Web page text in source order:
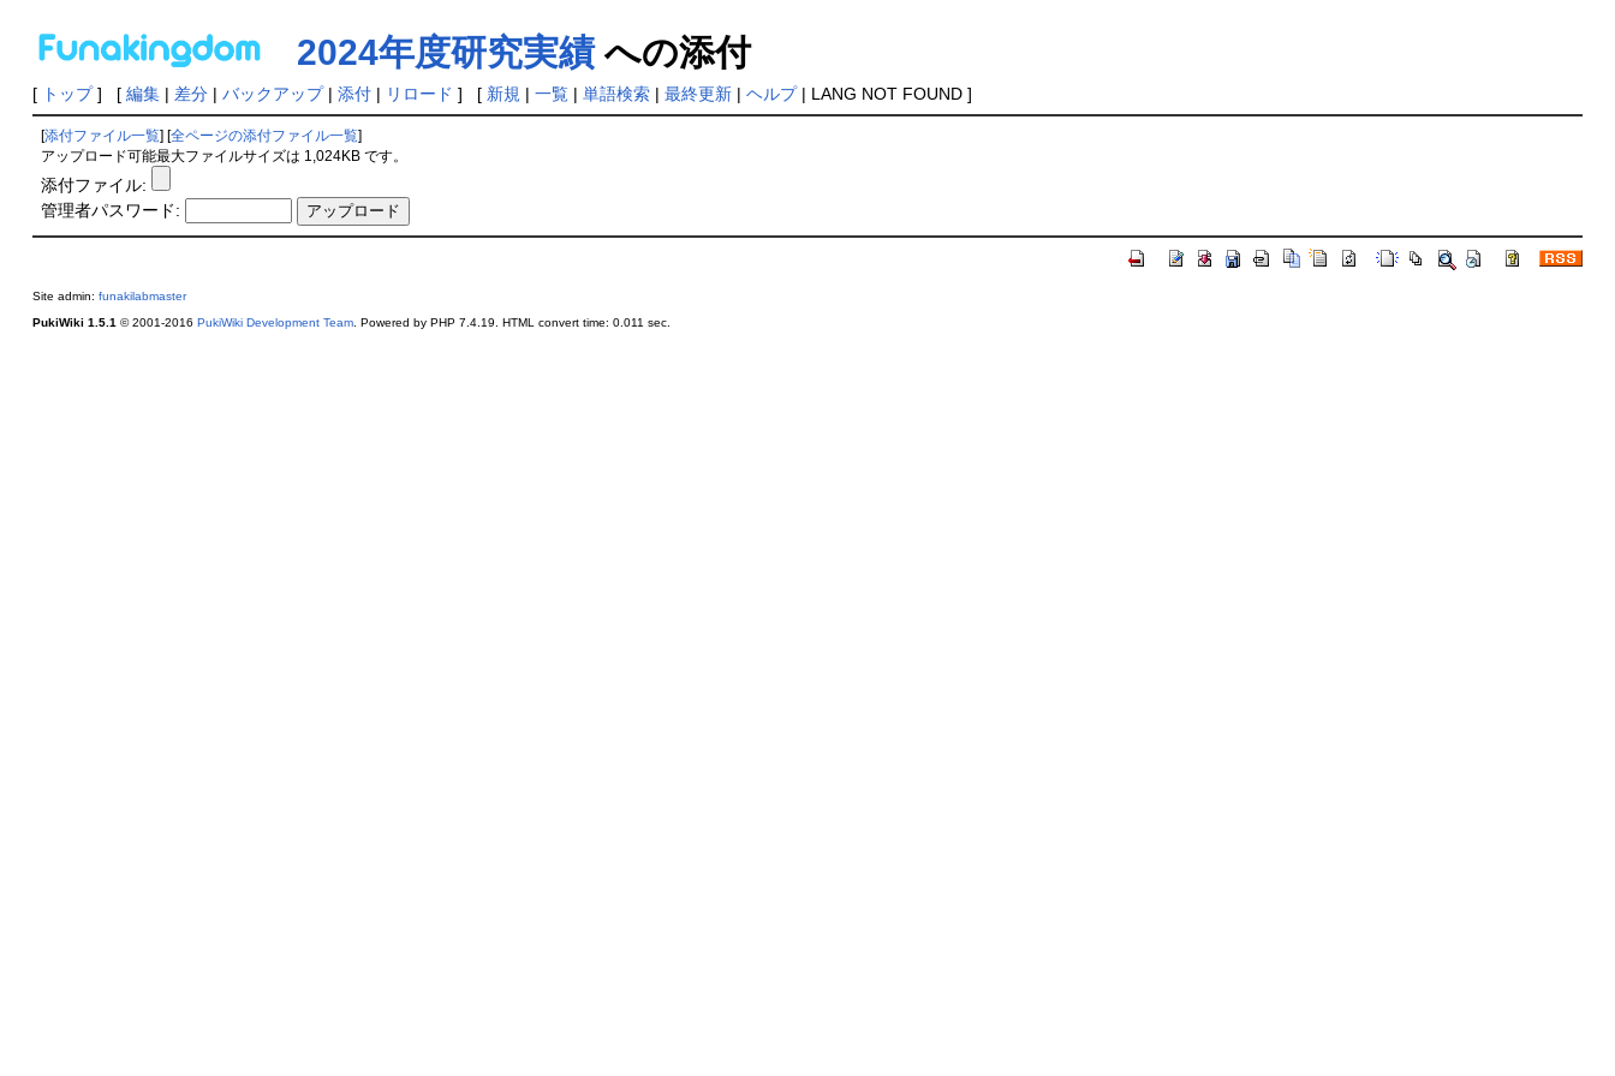
2024年度研究実績への添付
[ トップ] [ 編集| 差分| バックアップ| 添付| リロード ] [ 新規 | 一覧| 単語検索| 最終更新| ヘルプ| LANG NOT FOUND ]
[添付ファイル一覧 ] [全ページの添付ファイル一覧
アップロード可能最大ファイルサイズは 1,024KB です。
添付ファイル:
管理者パスワード:
Site admin: funakilabmaster
PukiWiki 1.5.1 © 2001-2016 PukiWiki Development Team. Powered by PHP 7.4.19. HTML convert time: 0.011 sec.